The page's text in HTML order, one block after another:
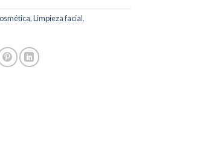
,Limpieza facial,